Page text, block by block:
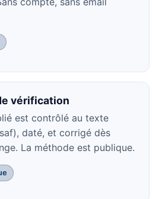
vérification
est contrôlé au texte
daté, et corrigé dès
La méthode est publique.